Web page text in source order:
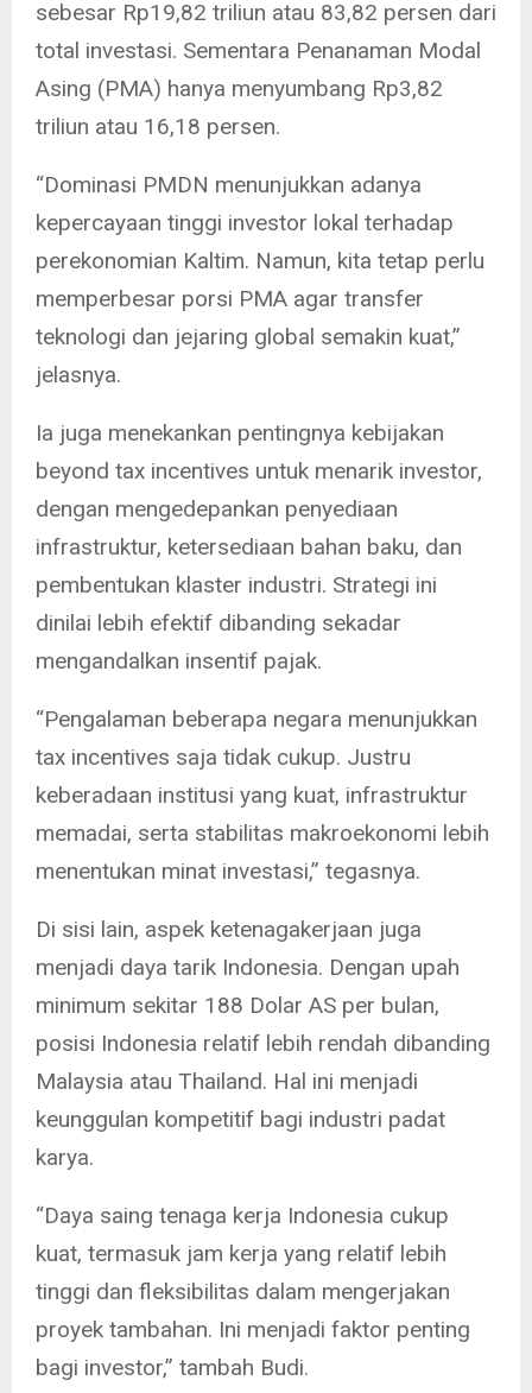
sebesar Rp19,82 triliun atau 83,82 persen dari
total investasi. Sementara Penanaman Modal
Asing (PMA) hanya menyumbang Rp3,82
triliun atau 16,18 persen.
“Dominasi PMDN menunjukkan adanya
kepercayaan tinggi investor lokal terhadap
perekonomian Kaltim. Namun, kita tetap perlu
memperbesar porsi PMA agar transfer
teknologi dan jejaring global semakin kuat,”
jelasnya.
Ia juga menekankan pentingnya kebijakan
beyond tax incentives untuk menarik investor,
dengan mengedepankan penyediaan
infrastruktur, ketersediaan bahan baku, dan
pembentukan klaster industri. Strategi ini
dinilai lebih efektif dibanding sekadar
mengandalkan insentif pajak.
“Pengalaman beberapa negara menunjukkan
tax incentives saja tidak cukup. Justru
keberadaan institusi yang kuat, infrastruktur
memadai, serta stabilitas makroekonomi lebih
menentukan minat investasi,” tegasnya.
Di sisi lain, aspek ketenagakerjaan juga
menjadi daya tarik Indonesia. Dengan upah
minimum sekitar 188 Dolar AS per bulan,
posisi Indonesia relatif lebih rendah dibanding
Malaysia atau Thailand. Hal ini menjadi
keunggulan kompetitif bagi industri padat
karya.
“Daya saing tenaga kerja Indonesia cukup
kuat, termasuk jam kerja yang relatif lebih
tinggi dan fleksibilitas dalam mengerjakan
proyek tambahan. Ini menjadi faktor penting
bagi investor,” tambah Budi.